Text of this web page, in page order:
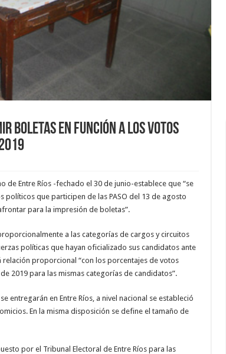
boletas en función a los votos
de Entre Ríos -fechado el 30 de junio-establece que “se
que participen de las PASO del 13 de agosto
para la impresión de boletas”.
a las categorías de cargos y circuitos
políticas que hayan oficializado sus candidatos ante
relación proporcional “con los porcentajes de votos
2019 para las mismas categorías de candidatos”.
entregarán en Entre Ríos, a nivel nacional se estableció
En la misma disposición se define el tamaño de
por el Tribunal Electoral de Entre Ríos para las